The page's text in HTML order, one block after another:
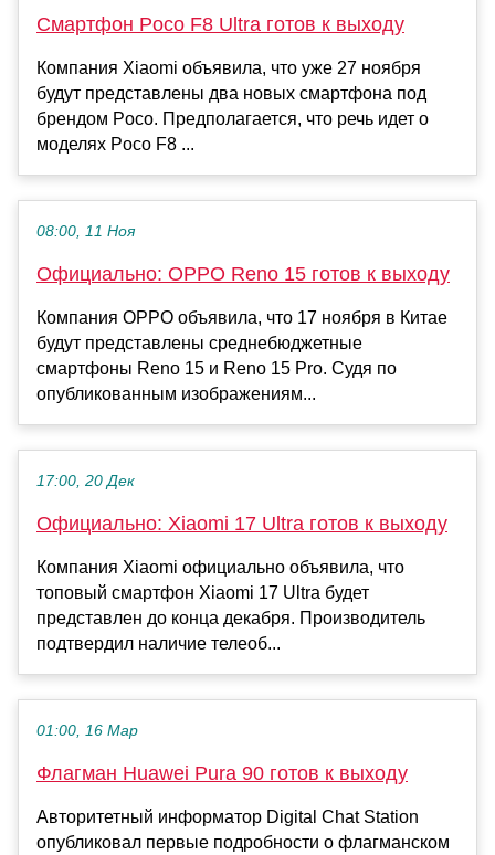
Смартфон Poco F8 Ultra готов к выходу
Компания Xiaomi объявила, что уже 27 ноября
будут представлены два новых смартфона под
брендом Poco. Предполагается, что речь идет о
моделях Poco F8 ...
08:00, 11 Ноя
Официально: OPPO Reno 15 готов к выходу
Компания OPPO объявила, что 17 ноября в Китае
будут представлены среднебюджетные
смартфоны Reno 15 и Reno 15 Pro. Судя по
опубликованным изображениям...
17:00, 20 Дек
Официально: Xiaomi 17 Ultra готов к выходу
Компания Xiaomi официально объявила, что
топовый смартфон Xiaomi 17 Ultra будет
представлен до конца декабря. Производитель
подтвердил наличие телеоб...
01:00, 16 Мар
Флагман Huawei Pura 90 готов к выходу
Авторитетный информатор Digital Chat Station
опубликовал первые подробности о флагманском